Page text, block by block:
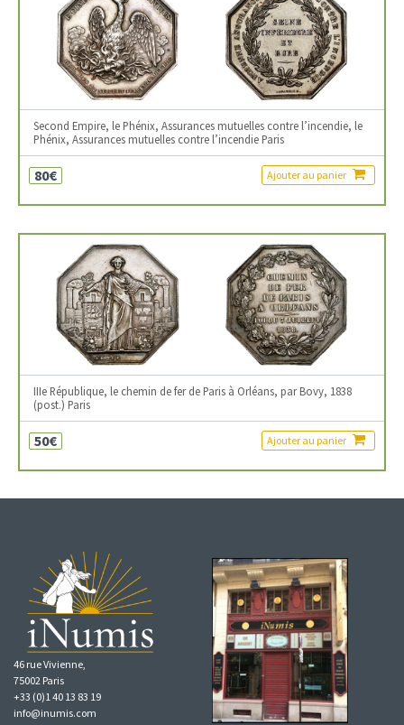
Second Empire, le Phénix, Assurances mutuelles contre l’incendie, le
Phénix, Assurances mutuelles contre l’incendie Paris
80€ Ajouter au panier
IIIe République, le chemin de fer de Paris à Orléans, par Bovy, 1838
(post.) Paris
50€ Ajouter au panier
46 rue Vivienne,
75002 Paris
+33 (0)1 40 13 83 19
info@inumis.com